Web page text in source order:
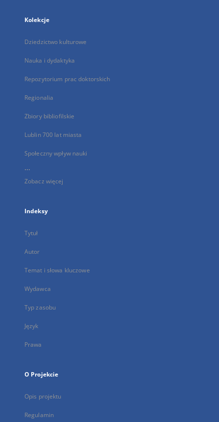
Kolekcje
Dziedzictwo kulturowe
Nauka i dydaktyka
Repozytorium prac doktorskich
Regionalia
Zbiory bibliofilskie
Lublin 700 lat miasta
Społeczny wpływ nauki
...
Zobacz więcej
Indeksy
Tytuł
Autor
Temat i słowa kluczowe
Wydawca
Typ zasobu
Język
Prawa
O Projekcie
Opis projektu
Regulamin